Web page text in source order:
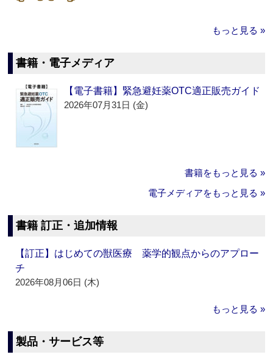
もっと見る »
書籍・電子メディア
【電子書籍】緊急避妊薬OTC適正販売ガイド
2026年07月31日 (金)
書籍をもっと見る »
電子メディアをもっと見る »
書籍 訂正・追加情報
【訂正】はじめての獣医療 薬学的観点からのアプロー
チ
2026年08月06日 (木)
もっと見る »
製品・サービス等